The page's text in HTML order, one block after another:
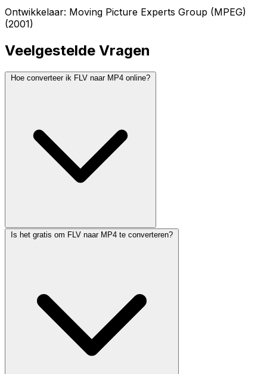
Ontwikkelaar: Moving Picture Experts Group (MPEG)
(2001)
Veelgestelde Vragen
Hoe converteer ik FLV naar MP4 online?
Is het gratis om FLV naar MP4 te converteren?